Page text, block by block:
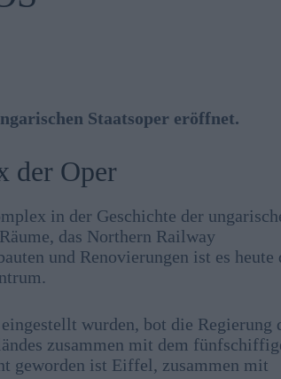
Staatsoper eröffnet.
der Oper
in der Geschichte der
das Northern Railway
und Renovierungen ist es heute
wurden, bot die Regierung
zusammen mit dem
geworden ist Eiffel, zusammen mit